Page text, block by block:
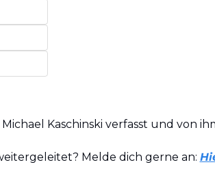
Kaschinski verfasst und von
Melde dich gerne an: